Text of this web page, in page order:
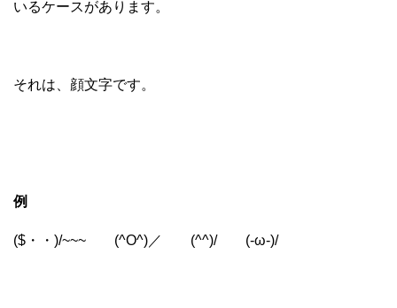
いるケースがあります。
それは、顔文字です。
例
($・・)/~~~ (^O^)／ (^^)/ (-ω-)/